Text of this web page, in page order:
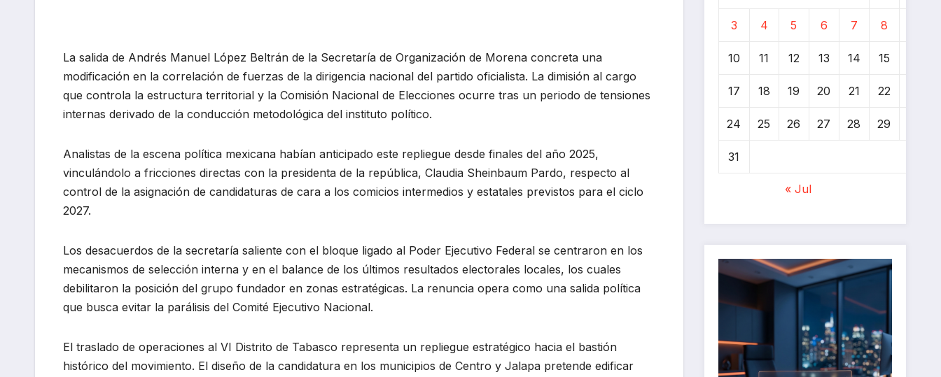
La salida de Andrés Manuel López Beltrán de la Secretaría de Organización de Morena concreta una
modificación en la correlación de fuerzas de la dirigencia nacional del partido oficialista. La dimisión al cargo
que controla la estructura territorial y la Comisión Nacional de Elecciones ocurre tras un periodo de tensiones
internas derivado de la conducción metodológica del instituto político.
Analistas de la escena política mexicana habían anticipado este repliegue desde finales del año 2025,
vinculándolo a fricciones directas con la presidenta de la república, Claudia Sheinbaum Pardo, respecto al
control de la asignación de candidaturas de cara a los comicios intermedios y estatales previstos para el ciclo
2027.
Los desacuerdos de la secretaría saliente con el bloque ligado al Poder Ejecutivo Federal se centraron en los
mecanismos de selección interna y en el balance de los últimos resultados electorales locales, los cuales
debilitaron la posición del grupo fundador en zonas estratégicas. La renuncia opera como una salida política
que busca evitar la parálisis del Comité Ejecutivo Nacional.
El traslado de operaciones al VI Distrito de Tabasco representa un repliegue estratégico hacia el bastión
histórico del movimiento. El diseño de la candidatura en los municipios de Centro y Jalapa pretende edificar
3 4 5 6 7 8
10 11 12 13 14 15
17 18 19 20 21 22
24 25 26 27 28 29
31
« Jul